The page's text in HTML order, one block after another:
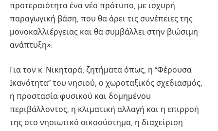
προτεραιότητα ένα νέο πρότυπο, με ισχυρή
παραγωγική βάση, που θα άρει τις συνέπειες της
μονοκαλλιέργειας και θα συμβάλλει στην βιώσιμη
ανάπτυξη».
Για τον κ. Νικηταρά, ζητήματα όπως, η “Φέρουσα
Ικανότητα” του νησιού, ο χωροταξικός σχεδιασμός,
η προστασία φυσικού και δομημένου
περιβάλλοντος, η κλιματική αλλαγή και η επιρροή
της στο νησιωτικό οικοσύστημα, η διαχείριση